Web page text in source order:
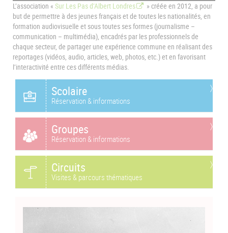
L’association « Sur Les Pas d’Albert Londres
» créée en 2012, a pour
but de permettre à des jeunes français et de toutes les nationalités, en
formation audiovisuelle et sous toutes ses formes (journalisme –
communication – multimédia), encadrés par les professionnels de
chaque secteur, de partager une expérience commune en réalisant des
reportages (vidéos, audio, articles, web, photos, etc.) et en favorisant
l’interactivité entre ces différents médias.
Scolaire
Réservation & informations
Groupes
Réservation & informations
Circuits
Visites & parcours thématiques